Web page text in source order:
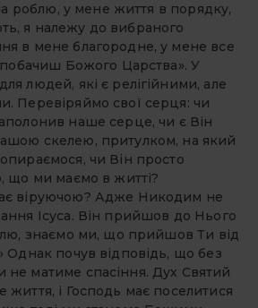
роблю, у мене життя в порядку,
я належу до вибраного
в мене благородне, у мене все
Божого Царства». У
людей, які є релігійними, але
Перевіряймо свої серця: чи
наше серце, чи є Він
скелею, притулком, на який
чи Він просто
що ми маємо в житті?
віруючою? Адже Никодим не
Ісуса. Він прийшов до Нього
знаємо ми, що прийшов Ти від
Однак почув відповідь, що без
не матиме спасіння. Дух Святий
і Господь має поселитися